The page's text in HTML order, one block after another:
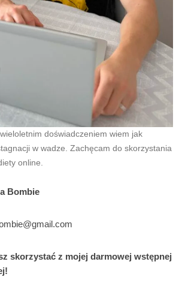
doświadczeniem wiem jak
w wadze. Zachęcam do skorzystania
online.
Bombie
skorzystać z mojej darmowej wstępnej